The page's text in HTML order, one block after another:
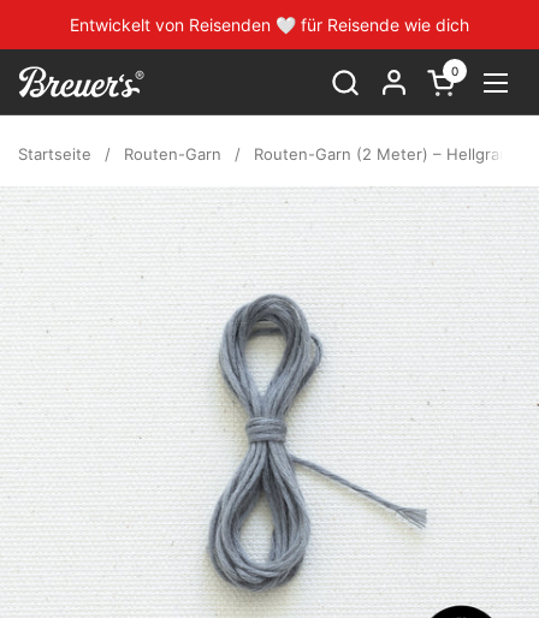
Zum Inhalt springen
Entwickelt von Reisenden 🤍 für Reisende wie dich
Warenkorb
0
Startseite / Routen-Garn / Routen-Garn (2 Meter) – Hellgrau